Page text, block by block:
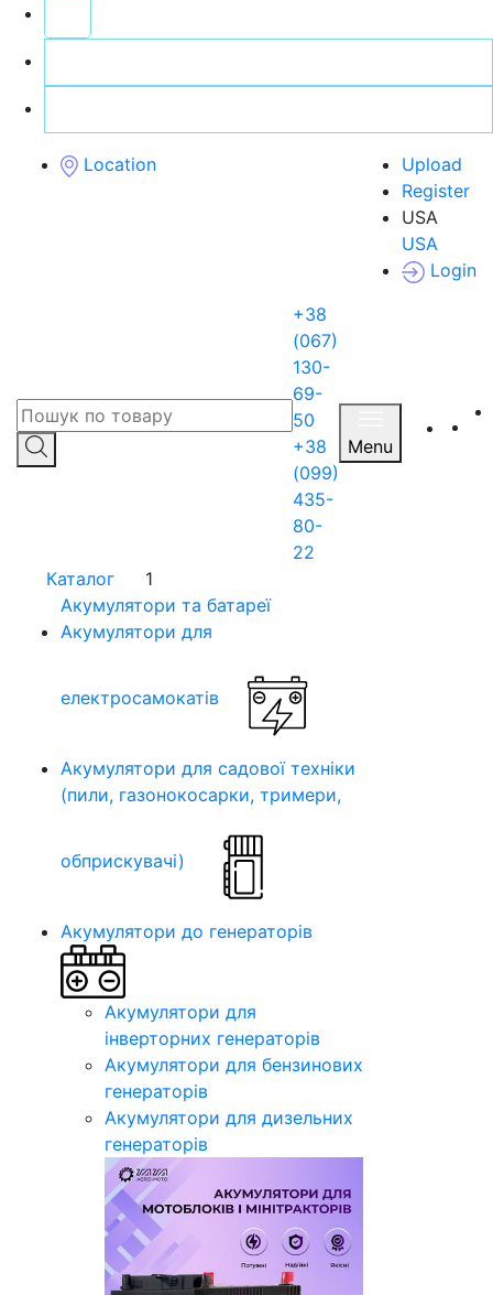
Location
Upload
Register
USA
USA
Login
+38
(067)
130-
69-
50
+38
(099)
435-
80-
22
Menu
Каталог
1
Акумулятори та батареї
Акумулятори для
електросамокатів
Акумулятори для садової техніки
(пили, газонокосарки, тримери,
обприскувачі)
Акумулятори до генераторів
Акумулятори для
інверторних генераторів
Акумулятори для бензинових
генераторів
Акумулятори для дизельних
генераторів